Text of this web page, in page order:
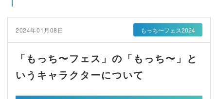
2024年01月08日 もっち〜フェス2024
「もっち〜フェス」の「もっち〜」と
いうキャラクターについて